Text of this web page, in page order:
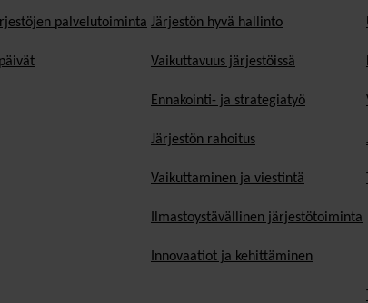
palvelutoiminta Järjestön hyvä hallinto
Vaikuttavuus järjestöissä
Ennakointi- ja strategiatyö
Järjestön rahoitus
Vaikuttaminen ja viestintä
Ilmastoystävällinen järjestötoiminta
Innovaatiot ja kehittäminen